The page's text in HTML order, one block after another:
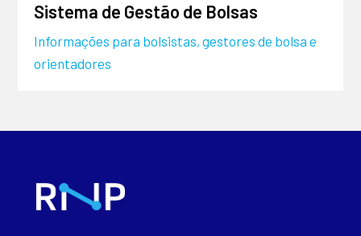
Sistema de Gestão de Bolsas
Informações para bolsistas, gestores de bolsa e
orientadores